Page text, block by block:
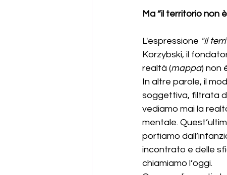
Ma “il territorio non
L'espressione "Il
Korzybski, il
realtà (mappa) non
In altre parole, il
soggettiva, filtrata
vediamo mai la
mentale.
portiamo
incontrato e delle
chiamiamo l’oggi.